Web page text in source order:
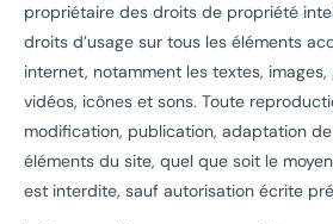
propriétaire des droits de propriété
droits d’usage sur tous les éléments
internet, notamment les textes, images,
vidéos, icônes et sons. Toute
modification, publication, adaptation
éléments du site, quel que soit le
est interdite, sauf autorisation écrite